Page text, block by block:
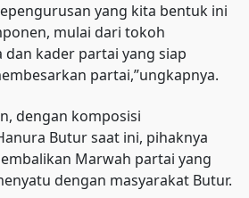
yang kita bentuk ini
mulai dari tokoh
dan kader partai yang siap
partai,”ungkapnya.
dengan komposisi
Butur saat ini, pihaknya
Marwah partai yang
dengan masyarakat Butur.